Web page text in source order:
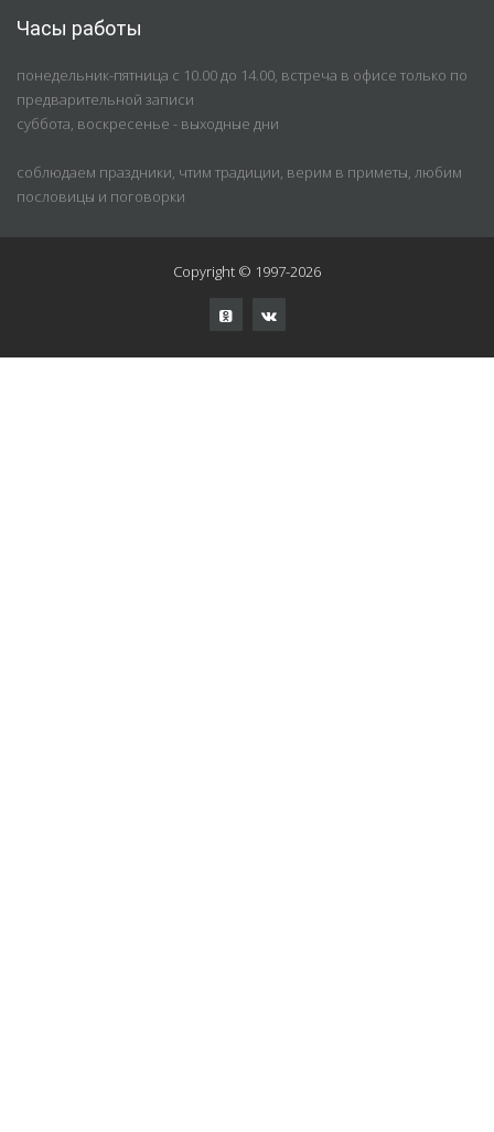
Часы работы
понедельник-пятница с 10.00 до 14.00, встреча в офисе только по
предварительной записи
суббота, воскресенье - выходные дни
соблюдаем праздники, чтим традиции, верим в приметы, любим
пословицы и поговорки
Copyright © 1997-2026